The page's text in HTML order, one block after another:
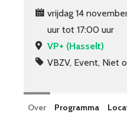
vrijdag 14
uur tot 17:00 uur
VP+ (Hasselt)
VBZV, Event, Niet
Over Programma